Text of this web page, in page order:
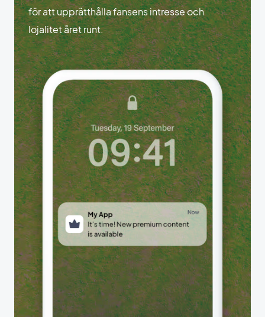
för att upprätthålla fansens intresse och
lojalitet året runt.